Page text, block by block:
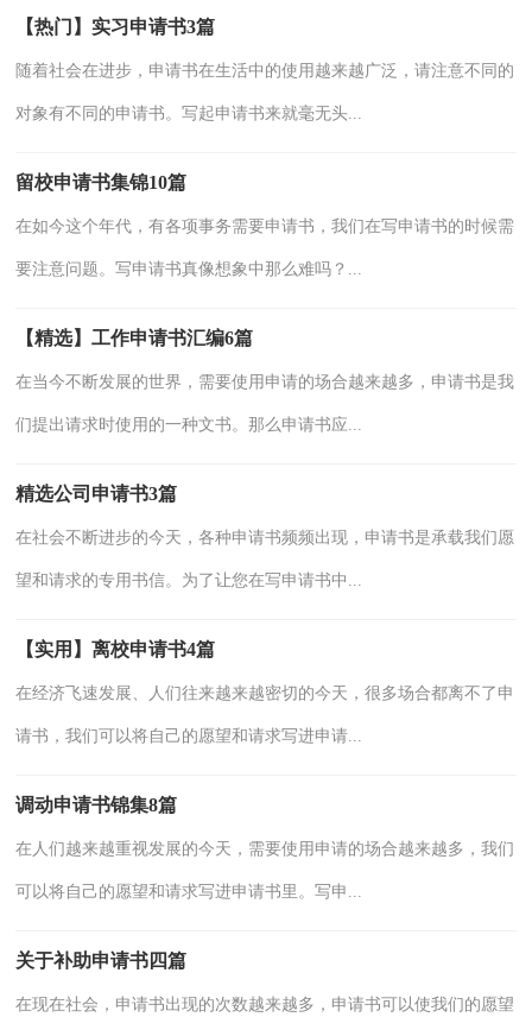
【热门】实习申请书3篇
随着社会在进步，申请书在生活中的使用越来越广泛，请注意不同的
对象有不同的申请书。写起申请书来就毫无头...
留校申请书集锦10篇
在如今这个年代，有各项事务需要申请书，我们在写申请书的时候需
要注意问题。写申请书真像想象中那么难吗？...
【精选】工作申请书汇编6篇
在当今不断发展的世界，需要使用申请的场合越来越多，申请书是我
们提出请求时使用的一种文书。那么申请书应...
精选公司申请书3篇
在社会不断进步的今天，各种申请书频频出现，申请书是承载我们愿
望和请求的专用书信。为了让您在写申请书中...
【实用】离校申请书4篇
在经济飞速发展、人们往来越来越密切的今天，很多场合都离不了申
请书，我们可以将自己的愿望和请求写进申请...
调动申请书锦集8篇
在人们越来越重视发展的今天，需要使用申请的场合越来越多，我们
可以将自己的愿望和请求写进申请书里。写申...
关于补助申请书四篇
在现在社会，申请书出现的次数越来越多，申请书可以使我们的愿望